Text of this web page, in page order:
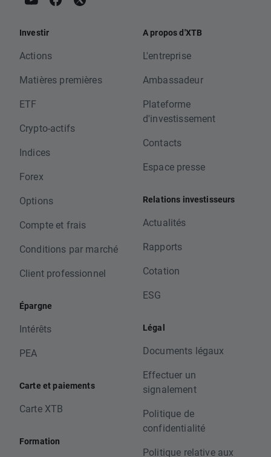
Investir
Actions
Matières premières
ETF
Crypto-actifs
Indices
Forex
Options
Compte et frais
Conditions par marché
Client professionnel
Épargne
Intérêts
PEA
Carte et paiements
Carte XTB
Formation
A propos d'XTB
L'entreprise
Ambassadeur
Plateforme
d'investissement
Contacts
Espace presse
Relations investisseurs
Actualités
Rapports
Cotation
ESG
Légal
Documents légaux
Effectuer un
signalement
Politique de
confidentialité
Politique relative aux